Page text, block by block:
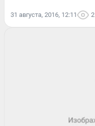
31 августа, 2016, 12:11